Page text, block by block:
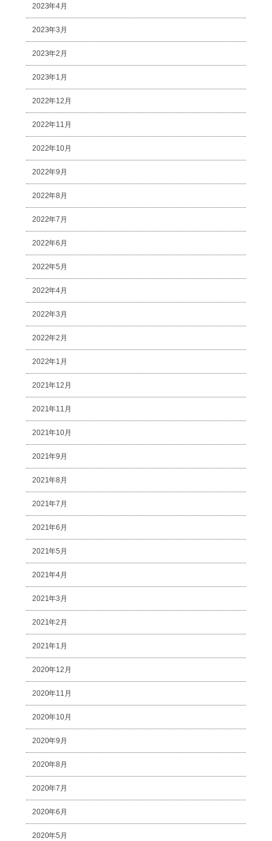
2023年4月
2023年3月
2023年2月
2023年1月
2022年12月
2022年11月
2022年10月
2022年9月
2022年8月
2022年7月
2022年6月
2022年5月
2022年4月
2022年3月
2022年2月
2022年1月
2021年12月
2021年11月
2021年10月
2021年9月
2021年8月
2021年7月
2021年6月
2021年5月
2021年4月
2021年3月
2021年2月
2021年1月
2020年12月
2020年11月
2020年10月
2020年9月
2020年8月
2020年7月
2020年6月
2020年5月